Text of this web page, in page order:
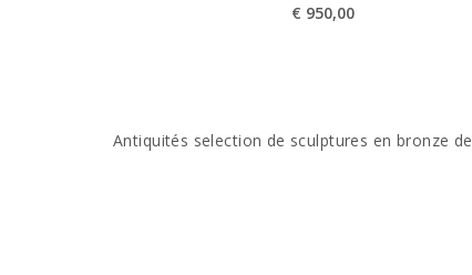
€ 950,00
Antiquités selection de sculptures en bronze